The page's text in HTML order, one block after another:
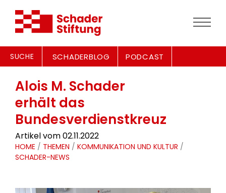
SUCHE SCHADERBLOG PODCAST
Alois M. Schader
erhält das
Bundesverdienstkreuz
Artikel vom 02.11.2022
HOME / THEMEN / KOMMUNIKATION UND KULTUR /
SCHADER-NEWS